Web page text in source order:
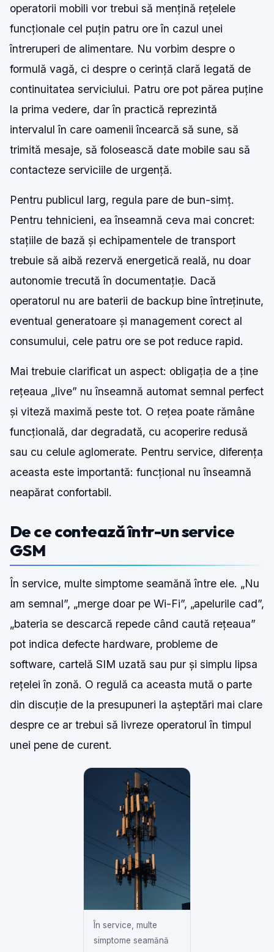
operatorii mobili vor trebui să mențină rețelele
funcționale cel puțin patru ore în cazul unei
întreruperi de alimentare. Nu vorbim despre o
formulă vagă, ci despre o cerință clară legată de
continuitatea serviciului. Patru ore pot părea puține
la prima vedere, dar în practică reprezintă
intervalul în care oamenii încearcă să sune, să
trimită mesaje, să folosească date mobile sau să
contacteze serviciile de urgență.
Pentru publicul larg, regula pare de bun-simț.
Pentru tehnicieni, ea înseamnă ceva mai concret:
stațiile de bază și echipamentele de transport
trebuie să aibă rezervă energetică reală, nu doar
autonomie trecută în documentație. Dacă
operatorul nu are baterii de backup bine întreținute,
eventual generatoare și management corect al
consumului, cele patru ore se pot reduce rapid.
Mai trebuie clarificat un aspect: obligația de a ține
rețeaua „live” nu înseamnă automat semnal perfect
și viteză maximă peste tot. O rețea poate rămâne
funcțională, dar degradată, cu acoperire redusă
sau cu celule aglomerate. Pentru service, diferența
aceasta este importantă: funcțional nu înseamnă
neapărat confortabil.
De ce contează într-un service
GSM
În service, multe simptome seamănă între ele. „Nu
am semnal”, „merge doar pe Wi-Fi”, „apelurile cad”,
„bateria se descarcă repede când caută rețeaua”
pot indica defecte hardware, probleme de
software, cartelă SIM uzată sau pur și simplu lipsa
rețelei în zonă. O regulă ca aceasta mută o parte
din discuție de la presupuneri la așteptări mai clare
despre ce ar trebui să livreze operatorul în timpul
unei pene de curent.
În service, multe
simptome seamănă